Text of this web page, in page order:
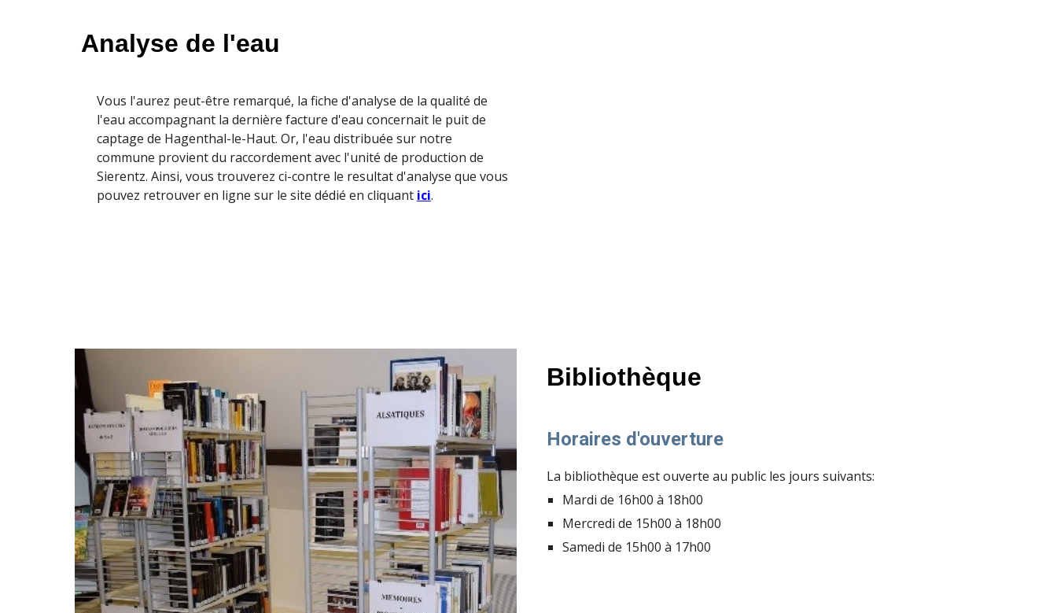
Analyse de l'eau
Vous l'aurez peut-être remarqué, la fiche d'analyse de la qualité de
l'eau accompagnant la dernière facture d'eau concernait le puit de
captage de Hagenthal-le-Haut. Or, l'eau distribuée sur notre
commune provient du raccordement avec l'unité de production de
Sierentz. Ainsi, vous trouverez ci-contre le resultat d'analyse que vous
pouvez retrouver en ligne sur le site dédié en cliquant ici.
Bibliothèque
Horaires d'ouverture
La bibliothèque est ouverte au public les jours suivants:
Mardi de 16h00 à 18h00
Mercredi de 15h00 à 18h00
Samedi de 15h00 à 17h00